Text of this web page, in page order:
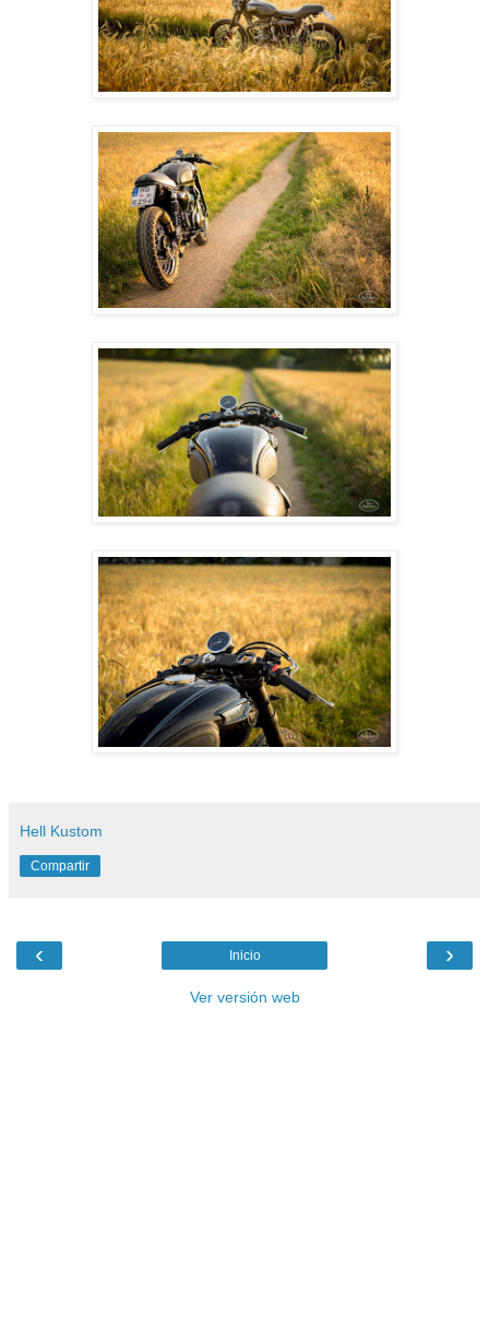
Hell Kustom
Compartir
‹ ›
Inicio
Ver versión web